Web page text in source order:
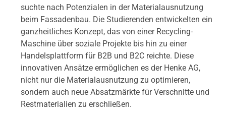
suchte nach Potenzialen in der Materialausnutzung
beim Fassadenbau. Die Studierenden entwickelten ein
ganzheitliches Konzept, das von einer Recycling-
Maschine über soziale Projekte bis hin zu einer
Handelsplattform für B2B und B2C reichte. Diese
innovativen Ansätze ermöglichen es der Henke AG,
nicht nur die Materialausnutzung zu optimieren,
sondern auch neue Absatzmärkte für Verschnitte und
Restmaterialien zu erschließen.